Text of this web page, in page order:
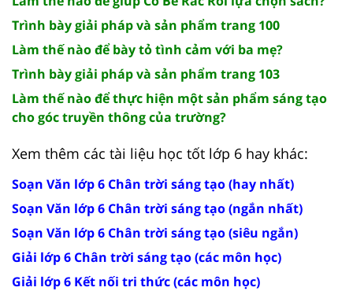
Trình bày giải pháp và sản phẩm trang 100
Làm thế nào để bày tỏ tình cảm với ba mẹ?
Trình bày giải pháp và sản phẩm trang 103
Làm thế nào để thực hiện một sản phẩm sáng tạo
cho góc truyền thông của trường?
Xem thêm các tài liệu học tốt lớp 6 hay khác:
Soạn Văn lớp 6 Chân trời sáng tạo (hay nhất)
Soạn Văn lớp 6 Chân trời sáng tạo (ngắn nhất)
Soạn Văn lớp 6 Chân trời sáng tạo (siêu ngắn)
Giải lớp 6 Chân trời sáng tạo (các môn học)
Giải lớp 6 Kết nối tri thức (các môn học)